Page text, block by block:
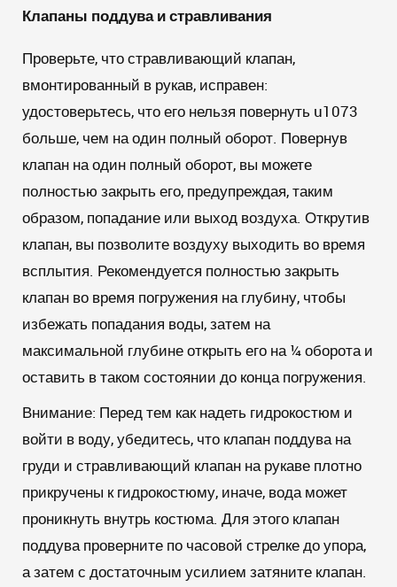
Клапаны поддува и стравливания
Проверьте, что стравливающий клапан,
вмонтированный в рукав, исправен:
удостоверьтесь, что его нельзя повернуть u1073
больше, чем на один полный оборот. Повернув
клапан на один полный оборот, вы можете
полностью закрыть его, предупреждая, таким
образом, попадание или выход воздуха. Открутив
клапан, вы позволите воздуху выходить во время
всплытия. Рекомендуется полностью закрыть
клапан во время погружения на глубину, чтобы
избежать попадания воды, затем на
максимальной глубине открыть его на ¼ оборота и
оставить в таком состоянии до конца погружения.
Внимание: Перед тем как надеть гидрокостюм и
войти в воду, убедитесь, что клапан поддува на
груди и стравливающий клапан на рукаве плотно
прикручены к гидрокостюму, иначе, вода может
проникнуть внутрь костюма. Для этого клапан
поддува проверните по часовой стрелке до упора,
а затем с достаточным усилием затяните клапан.